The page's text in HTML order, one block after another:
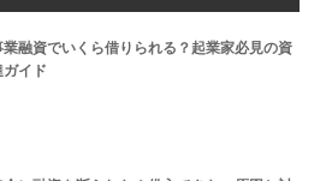
業融資でいくら借りられる？起業家必見の資
イド